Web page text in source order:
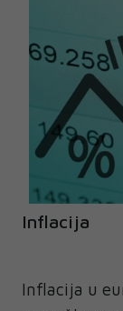
Inflacija
Inflacija u